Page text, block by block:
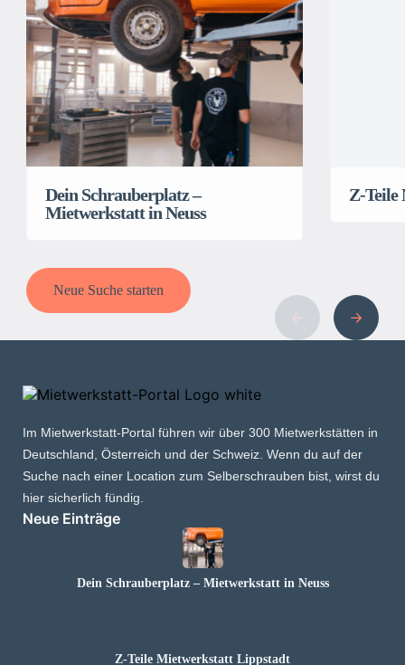
Dein Schrauberplatz –
Mietwerkstatt in Neuss
Z-
Neue Suche starten
Im Mietwerkstatt-Portal führen wir über 300 Mietwerkstätten in
Deutschland, Österreich und der Schweiz. Wenn du auf der
Suche nach einer Location zum Selberschrauben bist, wirst du
hier sicherlich fündig.
Neue Einträge
Dein Schrauberplatz – Mietwerkstatt in Neuss
Z-Teile Mietwerkstatt Lippstadt